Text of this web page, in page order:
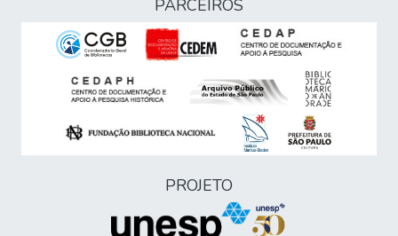
PARCEIROS
PROJETO